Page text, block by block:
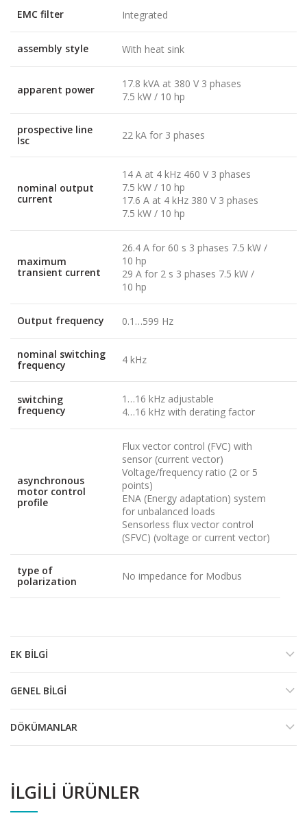
EMC filter Integrated
assembly style With heat sink
apparent power
17.8 kVA at 380 V 3 phases
7.5 kW / 10 hp
prospective line
Isc
22 kA for 3 phases
nominal output
current
14 A at 4 kHz 460 V 3 phases
7.5 kW / 10 hp
17.6 A at 4 kHz 380 V 3 phases
7.5 kW / 10 hp
maximum
transient current
26.4 A for 60 s 3 phases 7.5 kW /
10 hp
29 A for 2 s 3 phases 7.5 kW /
10 hp
Output frequency 0.1…599 Hz
nominal switching
frequency
4 kHz
switching
frequency
1…16 kHz adjustable
4…16 kHz with derating factor
asynchronous
motor control
profile
Flux vector control (FVC) with
sensor (current vector)
Voltage/frequency ratio (2 or 5
points)
ENA (Energy adaptation) system
for unbalanced loads
Sensorless flux vector control
(SFVC) (voltage or current vector)
type of
polarization
No impedance for Modbus
EK BILGI
GENEL BILGI
DÖKÜMANLAR
İLGILI ÜRÜNLER